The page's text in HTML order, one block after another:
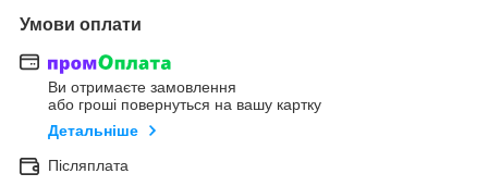
Умови оплати
Ви отримаєте замовлення
або гроші повернуться на вашу картку
Детальніше
Післяплата